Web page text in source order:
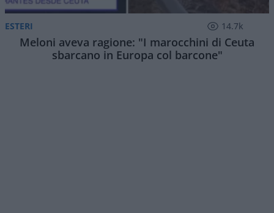
ESTERI 14.7k
Meloni aveva ragione: "I marocchini di Ceuta
sbarcano in Europa col barcone"